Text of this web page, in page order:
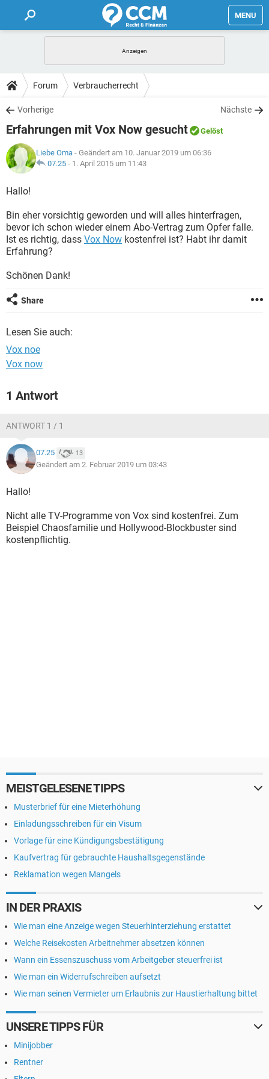
MENU
FORUM
TIPPS
Forum Verbraucherrecht
Vorherige Nächste
Erfahrungen mit Vox Now gesucht Gelöst
Liebe Oma - Geändert am 10. Januar 2019 um 06:36
07.25 - 1. April 2015 um 11:43
Hallo!
Bin eher vorsichtig geworden und will alles hinterfragen,
bevor ich schon wieder einem Abo-Vertrag zum Opfer falle.
Ist es richtig, dass Vox Now kostenfrei ist? Habt ihr damit
Erfahrung?
Schönen Dank!
Share
Lesen Sie auch:
Vox noe
Vox now
1 Antwort
ANTWORT 1 / 1
07.25 13
Geändert am 2. Februar 2019 um 03:43
Hallo!
Nicht alle TV-Programme von Vox sind kostenfrei. Zum
Beispiel Chaosfamilie und Hollywood-Blockbuster sind
kostenpflichtig.
MEISTGELESENE TIPPS
Musterbrief für eine Mieterhöhung
Einladungsschreiben für ein Visum
Vorlage für eine Kündigungsbestätigung
Kaufvertrag für gebrauchte Haushaltsgegenstände
Reklamation wegen Mangels
IN DER PRAXIS
Wie man eine Anzeige wegen Steuerhinterziehung erstattet
Welche Reisekosten Arbeitnehmer absetzen können
Wann ein Essenszuschuss vom Arbeitgeber steuerfrei ist
Wie man ein Widerrufschreiben aufsetzt
Wie man seinen Vermieter um Erlaubnis zur Haustierhaltung bittet
UNSERE TIPPS FÜR
Minijobber
Rentner